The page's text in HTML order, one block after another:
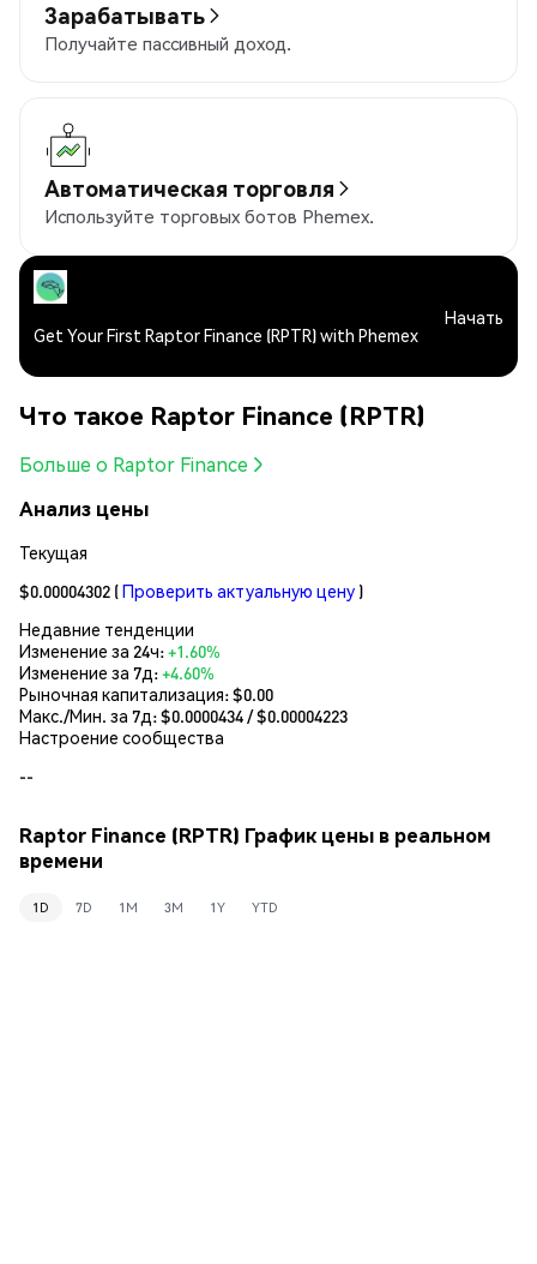
Зарабатывать
Получайте пассивный доход.
Автоматическая торговля
Используйте торговых ботов Phemex.
Get Your First Raptor Finance (RPTR) with Phemex
Начать
Что такое Raptor Finance (RPTR)
Больше о Raptor Finance
Анализ цены
Текущая
$0.00004302 (Проверить актуальную цену )
Недавние тенденции
Изменение за 24ч:+1.60%
Изменение за 7д:+4.60%
Рыночная капитализация:$0.00
Макс./Мин. за 7д: $0.0000434/ $0.00004223
Настроение сообщества
--
Raptor Finance (RPTR) График цены в реальном
времени
1D 7D 1M 3M 1Y YTD